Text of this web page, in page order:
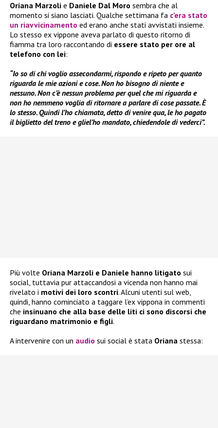
Oriana Marzoli e Daniele Dal Moro sembra che al
momento si siano lasciati. Qualche settimana fa c’era stato
un riavvicinamento ed erano anche stati avvistati insieme.
Lo stesso ex vippone aveva parlato di questo ritorno di
fiamma tra loro raccontando di essere stato per ore al
telefono con lei:
“Io so di chi voglio assecondarmi, rispondo e ripeto per quanto
riguarda le mie azioni e cose. Non ho bisogno di niente e
nessuno. Non c’è nessun problema per quel che mi riguarda e
non ho nemmeno voglia di ritornare a parlare di cose passate. È
lo stesso. Quindi l’ho chiamata, detto di venire qua, le ho pagato
il biglietto del treno e gliel’ho mandato, chiedendole di vederci”.
Più volte Oriana Marzoli e Daniele hanno litigato sui
social, tuttavia pur attaccandosi a vicenda non hanno mai
rivelato i motivi dei loro scontri. Alcuni utenti sul web,
quindi, hanno cominciato a taggare l’ex vippona in commenti
che insinuano che alla base delle liti ci sono discorsi che
riguardano matrimonio e figli.
A intervenire con un audio sui social è stata Oriana stessa: